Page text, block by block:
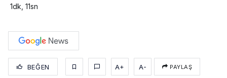
1dk, 11sn
BEĞEN A+ A- PAYLAŞ